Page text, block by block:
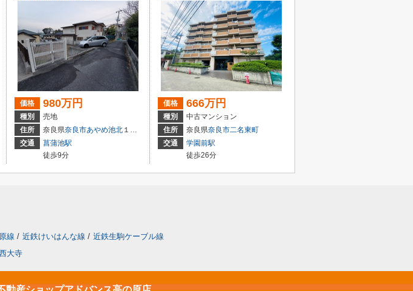
価格 980万円
種別
売地
住所
奈良県奈良市あやめ池北 １丁目
交通
菖蒲池駅
徒歩9分
価格 666万円
種別
中古マンション
住所
奈良県奈良市二名東町
交通
学園前駅
徒歩26分
線 / 近鉄けいはんな線 / 近鉄生駒ケーブル線
大寺